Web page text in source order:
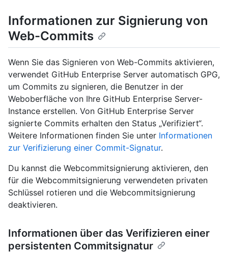
Informationen zur Signierung von
Web-Commits
Wenn Sie das Signieren von Web-Commits aktivieren,
verwendet GitHub Enterprise Server automatisch GPG,
um Commits zu signieren, die Benutzer in der
Weboberfläche von Ihre GitHub Enterprise Server-
Instance erstellen. Von GitHub Enterprise Server
signierte Commits erhalten den Status „Verifiziert“.
Weitere Informationen finden Sie unter Informationen
zur Verifizierung einer Commit-Signatur.
Du kannst die Webcommitsignierung aktivieren, den
für die Webcommitsignierung verwendeten privaten
Schlüssel rotieren und die Webcommitsignierung
deaktivieren.
Informationen über das Verifizieren einer
persistenten Commitsignatur